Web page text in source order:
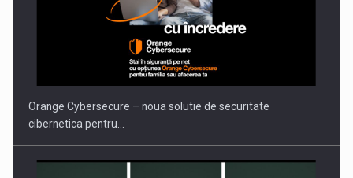
PUTTING ROMANIAN CORPORATE COMPANIES ON THE
INTERNATIONAL BUSINESS SCENE
Orange Cybersecure – noua solutie de securitate
cibernetica pentru…